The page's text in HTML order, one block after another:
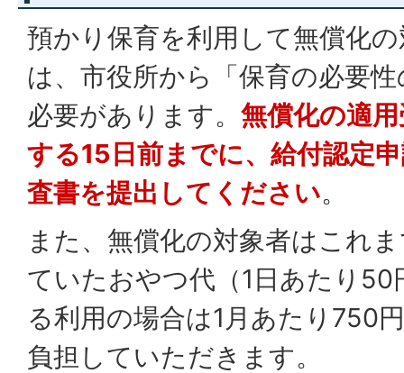
預かり保育を利用して無償化
は、市役所から「保育の必要
必要があります。 無償化の適
する15日前までに、給付認定
査書を提出してください。
また、無償化の対象者はこれ
ていたおやつ代（1日あたり50
る利用の場合は1月あたり750
負担していただきます。